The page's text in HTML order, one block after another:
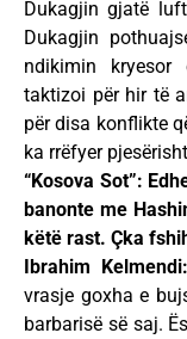
Dukagjin gjatë
Dukagjin
ndikimin kryesor
taktizoi për hir të
për disa konflikte
ka rrëfyer
“Kosova Sot”:
banonte me
këtë rast. Çka
Ibrahim Kelmendi:
vrasje goxha e
barbarisë së saj.